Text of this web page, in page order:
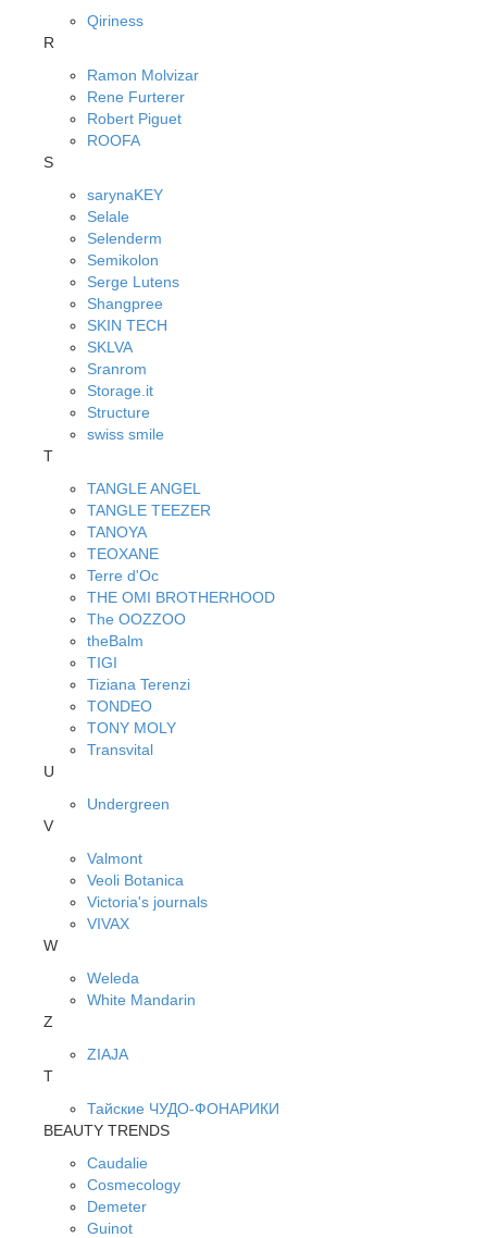
Qiriness
R
Ramon Molvizar
Rene Furterer
Robert Piguet
ROOFA
S
sarynaKEY
Selale
Selenderm
Semikolon
Serge Lutens
Shangpree
SKIN TECH
SKLVA
Sranrom
Storage.it
Structure
swiss smile
T
TANGLE ANGEL
TANGLE TEEZER
TANOYA
TEOXANE
Terre d'Oc
THE OMI BROTHERHOOD
The OOZZOO
theBalm
TIGI
Tiziana Terenzi
TONDEO
TONY MOLY
Transvital
U
Undergreen
V
Valmont
Veoli Botanica
Victoria's journals
VIVAX
W
Weleda
White Mandarin
Z
ZIAJA
Т
Тайские ЧУДО-ФОНАРИКИ
BEAUTY TRENDS
Caudalie
Cosmecology
Demeter
Guinot